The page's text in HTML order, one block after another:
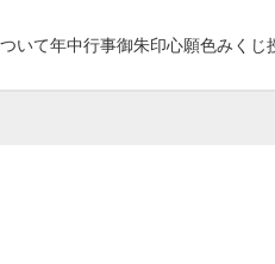
いて年中行事御朱印心願色みくじ